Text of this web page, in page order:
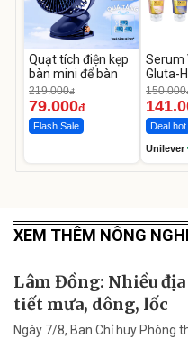
Quạt tích điện kẹp
bàn mini để bàn
219.000đ
79.000đ
Flash Sale
Serum
Gluta-
Da
Ngày
150.000
Deal hot
Unilever
XEM THÊM NÔNG
Lâm Đồng: Nhiều
tiết mưa, dông, lốc
Ngày 7/8, Ban Chỉ huy Phòng